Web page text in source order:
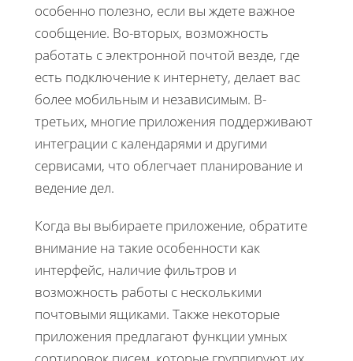
особенно полезно, если вы ждете важное
сообщение. Во-вторых, возможность
работать с электронной почтой везде, где
есть подключение к интернету, делает вас
более мобильным и независимым. В-
третьих, многие приложения поддерживают
интеграции с календарями и другими
сервисами, что облегчает планирование и
ведение дел.
Когда вы выбираете приложение, обратите
внимание на такие особенности как
интерфейс, наличие фильтров и
возможность работы с несколькими
почтовыми ящиками. Также некоторые
приложения предлагают функции умных